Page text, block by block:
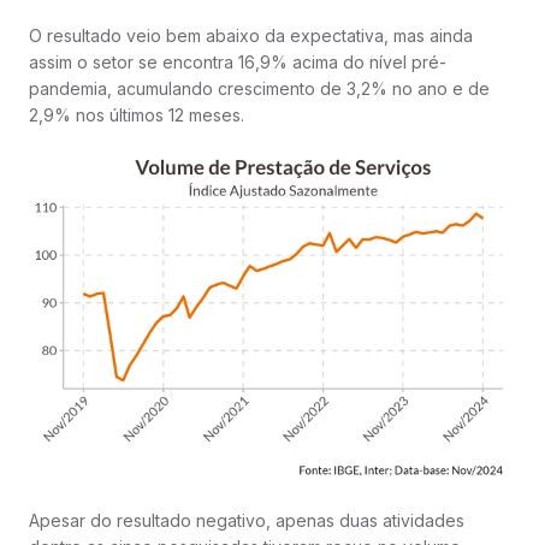
O resultado veio bem abaixo da expectativa, mas ainda
assim o setor se encontra 16,9% acima do nível pré-
pandemia, acumulando crescimento de 3,2% no ano e de
2,9% nos últimos 12 meses.
Apesar do resultado negativo, apenas duas atividades